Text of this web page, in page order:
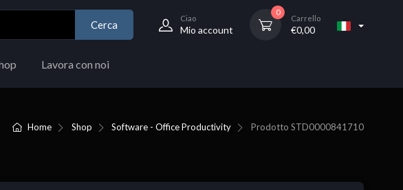
Cerca
Ciao
Mio account
0
Carrello
€0,00
Lavora con noi
Home Shop Software - Office Productivity Prodotto STD0000841710